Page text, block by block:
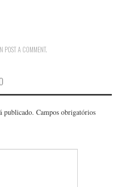
POST A COMMENT.
publicado. Campos obrigatórios